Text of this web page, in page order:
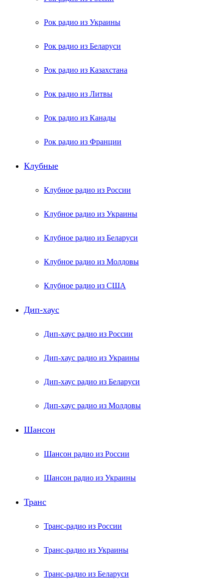
Рок радио из Украины
Рок радио из Беларуси
Рок радио из Казахстана
Рок радио из Литвы
Рок радио из Канады
Рок радио из Франции
Клубные
Клубное радио из России
Клубное радио из Украины
Клубное радио из Беларуси
Клубное радио из Молдовы
Клубное радио из США
Дип-хаус
Дип-хаус радио из России
Дип-хаус радио из Украины
Дип-хаус радио из Беларуси
Дип-хаус радио из Молдовы
Шансон
Шансон радио из России
Шансон радио из Украины
Транс
Транс-радио из России
Транс-радио из Украины
Транс-радио из Беларуси